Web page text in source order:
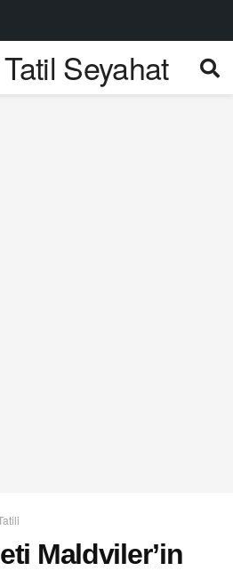
Maldviler’in